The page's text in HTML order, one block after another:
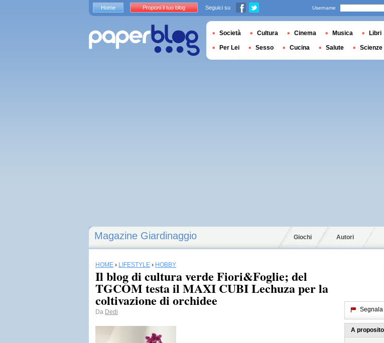
Magazine Giardinaggio Giochi Autori
HOME › LIFESTYLE › HOBBY
Il blog di cultura verde Fiori&Foglie; del
TGCOM testa il MAXI CUBI Lechuza per la
coltivazione di orchidee
Da Dedi
A
Home Proponi il tuo blog Seguici su Username
Società Cultura Cinema Musica Libri
Per Lei Sesso Cucina Salute Scienze